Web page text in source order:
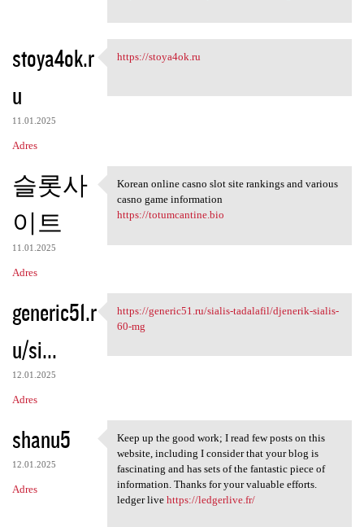
stoya4ok.r
u
11.01.2025
Adres
https://stoya4ok.ru
https://stoya4ok.ru
슬롯사
이트
11.01.2025
Adres
Korean online casno slot site
Korean online casno slot site rankings and various
casno game information
https://totumcantine.bio
generic51.r
u/si...
12.01.2025
Adres
https://generic51.ru/sialis
https://generic51.ru/sialis-tadalafil/djenerik-sialis-
60-mg
shanu5
12.01.2025
Adres
Keep up the good work; I read
Keep up the good work; I read few posts on this
website, including I consider that your blog is
fascinating and has sets of the fantastic piece of
information. Thanks for your valuable efforts.
ledger live https://ledgerlive.fr/